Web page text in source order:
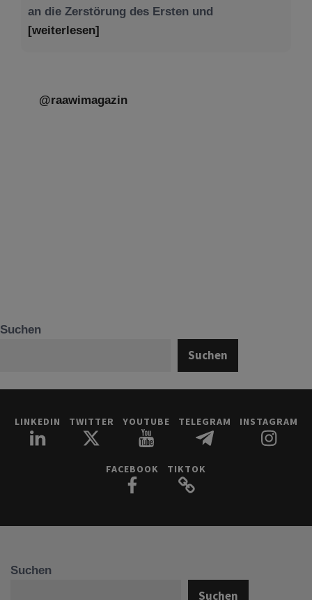
an die Zerstörung des Ersten und
[weiterlesen]
@raawimagazin
Suchen
Suchen
LINKEDIN TWITTER YOUTUBE TELEGRAM INSTAGRAM
FACEBOOK TIKTOK
Suchen
Suchen